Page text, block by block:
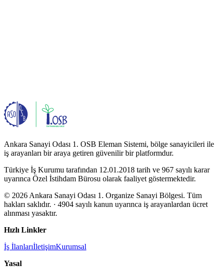
Ankara Sanayi Odası 1. OSB Eleman Sistemi, bölge sanayicileri ile
iş arayanları bir araya getiren güvenilir bir platformdur.
Türkiye İş Kurumu tarafından 12.01.2018 tarih ve 967 sayılı karar
uyarınca Özel İstihdam Bürosu olarak faaliyet göstermektedir.
© 2026 Ankara Sanayi Odası 1. Organize Sanayi Bölgesi. Tüm
hakları saklıdır. · 4904 sayılı kanun uyarınca iş arayanlardan ücret
alınması yasaktır.
Hızlı Linkler
İş İlanlarıİletişimKurumsal
Yasal